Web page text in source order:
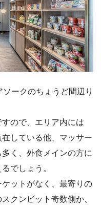
ークのちょうど間辺り
ので、エリア内には
している他、マッサー
く、外食メインの方に
でしょう。
ットがなく、最寄りの
クンビット奇数側か、